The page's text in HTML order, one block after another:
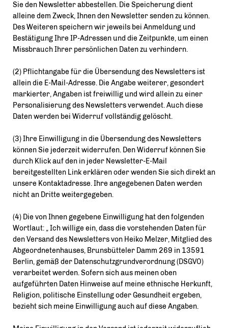
Sie den Newsletter abbestellen. Die Speicherung dient
alleine dem Zweck, Ihnen den Newsletter senden zu können.
Des Weiteren speichern wir jeweils bei Anmeldung und
Bestätigung Ihre IP-Adressen und die Zeitpunkte, um einen
Missbrauch Ihrer persönlichen Daten zu verhindern.
(2) Pflichtangabe für die Übersendung des Newsletters ist
allein die E-Mail-Adresse. Die Angabe weiterer, gesondert
markierter, Angaben ist freiwillig und wird allein zu einer
Personalisierung des Newsletters verwendet. Auch diese
Daten werden bei Widerruf vollständig gelöscht.
(3) Ihre Einwilligung in die Übersendung des Newsletters
können Sie jederzeit widerrufen. Den Widerruf können Sie
durch Klick auf den in jeder Newsletter-E-Mail
bereitgestellten Link erklären oder wenden Sie sich direkt an
unsere Kontaktadresse. Ihre angegebenen Daten werden
nicht an Dritte weitergegeben.
(4) Die von Ihnen gegebene Einwilligung hat den folgenden
Wortlaut: „ Ich willige ein, dass die vorstehenden Daten für
den Versand des Newsletters von Heiko Melzer, Mitglied des
Abgeordnetenhauses, Brunsbütteler Damm 269 in 13591
Berlin, gemäß der Datenschutzgrundverordnung (DSGVO)
verarbeitet werden. Sofern sich aus meinen oben
aufgeführten Daten Hinweise auf meine ethnische Herkunft,
Religion, politische Einstellung oder Gesundheit ergeben,
bezieht sich meine Einwilligung auch auf diese Angaben.